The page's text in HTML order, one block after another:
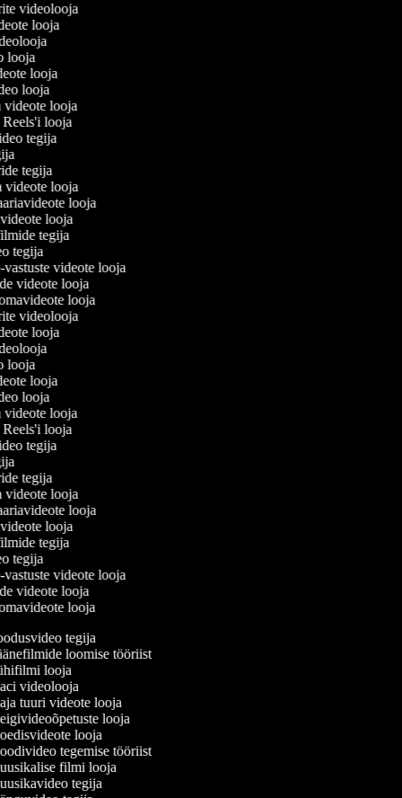
videolooja
looja
looja
looja
looja
videote looja
Reels'i looja
tegija
tegija
videote looja
looja
looja
tegija
tegija
vastuste videote looja
videote looja
looja
videolooja
looja
looja
looja
looja
videote looja
Reels'i looja
tegija
tegija
videote looja
looja
looja
tegija
tegija
vastuste videote looja
videote looja
looja
tegija
loomise tööriist
looja
videolooja
tuuri videote looja
looja
looja
tegemise tööriist
filmi looja
tegija